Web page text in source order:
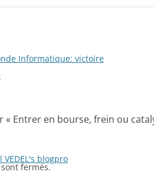
Informatique: victoire
« Entrer en bourse, frein ou
VEDEL's blogpro
fermés.